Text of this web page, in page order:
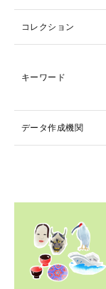
コレクション
キーワード
データ作成機関